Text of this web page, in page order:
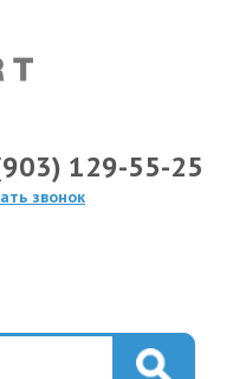
129-55-25
звонок